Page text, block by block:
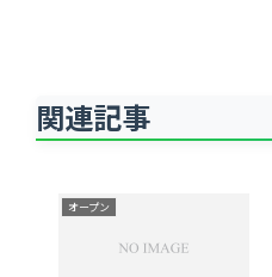
関連記事
オープン